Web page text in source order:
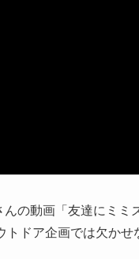
の動画「友達にミミ
ドア企画では欠か